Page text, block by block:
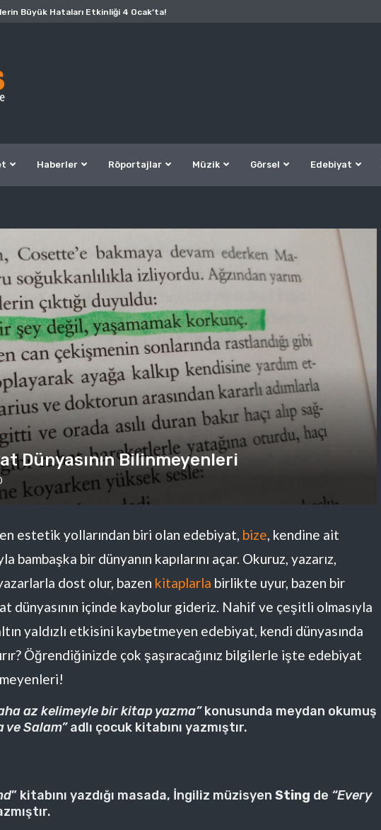
Büyük Hataları Etkinliği 4 Ocak’ta!
Haberler Röportajlar Müzik Görsel Edebiyat
Dünyasının Bilinmeyenleri
estetik yollarından biri olan edebiyat, bize, kendine ait
bambaşka bir dünyanın kapılarını açar. Okuruz, yazarız,
dost olur, bazen kitaplarla birlikte uyur, bazen bir
dünyasının içinde kaybolur gideriz. Nahif ve çeşitli olmasıyla
yaldızlı etkisini kaybetmeyen edebiyat, kendi dünyasında
Öğrendiğinizde çok şaşıracağınız bilgilerle işte edebiyat
az kelimeyle bir kitap yazma”konusunda meydan okumuş
ve Salam”adlı çocuk kitabını yazmıştır.
” kitabını yazdığı masada, İngiliz müzisyen Sting de “Every